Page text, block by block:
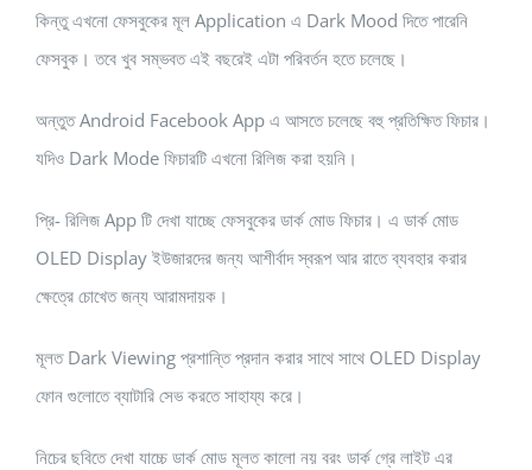
কিন্তু এখনো ফেসবুকের মূল Application এ Dark Mood দিতে পারেনি
ফেসবুক। তবে খুব সম্ভবত এই বছরেই এটা পরিবর্তন হতে চলেছে।
অন্তুত Android Facebook App এ আসতে চলেছে বহু প্রতিক্ষিত ফিচার।
যদিও Dark Mode ফিচারটি এখনো রিলিজ করা হয়নি।
প্রি- রিলিজ App টি দেখা যাচ্ছে ফেসবুকের ডার্ক মোড ফিচার। এ ডার্ক মোড
OLED Display ইউজারদের জন্য আশীর্বাদ স্বরূপ আর রাতে ব্যবহার করার
ক্ষেত্রে চোখেত জন্য আরামদায়ক।
মূলত Dark Viewing প্রশান্তি প্রদান করার সাথে সাথে OLED Display
ফোন গুলোতে ব্যাটারি সেভ করতে সাহায্য করে।
নিচের ছবিতে দেখা যাচ্চে ডার্ক মোড মূলত কালো নয় বরং ডার্ক গ্রে লাইট এর